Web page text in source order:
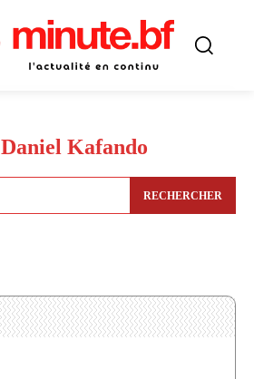
Daniel Kafando
RECHERCHER